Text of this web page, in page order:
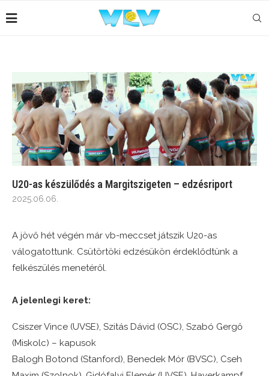
U20-as készülődés a Margitszigeten – edzésriport
2025.06.06.
A jövő hét végén már vb-meccset játszik U20-as
válogatottunk. Csütörtöki edzésükön érdeklődtünk a
felkészülés menetéről.
A jelenlegi keret:
Csiszer Vince (UVSE), Szitás Dávid (OSC), Szabó Gergő
(Miskolc) – kapusok
Balogh Botond (Stanford), Benedek Mór (BVSC), Cseh